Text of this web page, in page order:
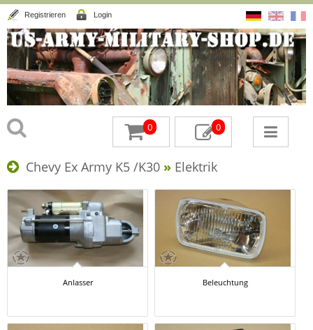
Registrieren Login
0 0
Chevy Ex Army K5 /K30 » Elektrik
Anlasser Beleuchtung